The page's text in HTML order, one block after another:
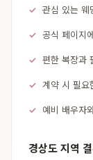
관심 있는 웨
공식 페이지
편한 복장과
계약 시 필요
예비 배우자
경상도 지역